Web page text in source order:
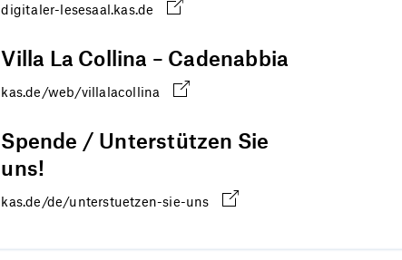
digitaler-lesesaal.kas.de
Villa La Collina – Cadenabbia
kas.de/web/villalacollina
Spende / Unterstützen Sie
uns!
kas.de/de/unterstuetzen-sie-uns